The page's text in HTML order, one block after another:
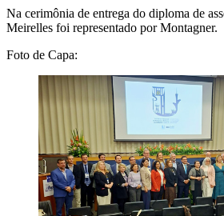
Na cerimônia de entrega do diploma de
Meirelles foi representado por Montagner.
Foto de Capa: